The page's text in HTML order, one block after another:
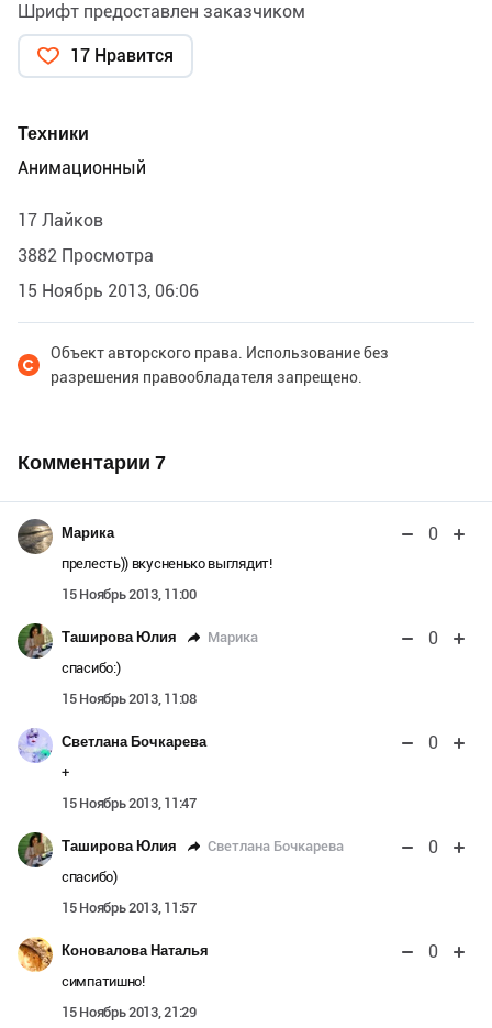
Шрифт предоставлен заказчиком
17 Нравится
Техники
Анимационный
17 Лайков
3882 Просмотра
15 Ноябрь 2013, 06:06
Объект авторского права. Использование без
разрешения правообладателя запрещено.
Комментарии 7
Марика 0
прелесть)) вкусненько выглядит!
15 Ноябрь 2013, 11:00
Таширова Юлия Марика 0
спасибо:)
15 Ноябрь 2013, 11:08
Светлана Бочкарева 0
+
15 Ноябрь 2013, 11:47
Таширова Юлия Светлана Бочкарева 0
спасибо)
15 Ноябрь 2013, 11:57
Коновалова Наталья 0
симпатишно!
15 Ноябрь 2013, 21:29